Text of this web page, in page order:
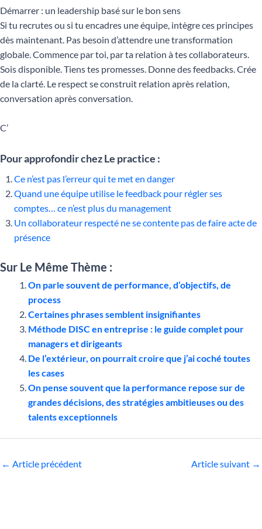
Démarrer : un leadership basé sur le bon sens
Si tu recrutes ou si tu encadres une équipe, intègre ces principes
dès maintenant. Pas besoin d’attendre une transformation
globale. Commence par toi, par ta relation à tes collaborateurs.
Sois disponible. Tiens tes promesses. Donne des feedbacks. Crée
de la clarté. Le respect se construit relation après relation,
conversation après conversation.
C’
Pour approfondir chez Le practice :
Ce n’est pas l’erreur qui te met en danger
Quand une équipe utilise le feedback pour régler ses
comptes… ce n’est plus du management
Un collaborateur respecté ne se contente pas de faire acte de
présence
Sur Le Même Thème :
On parle souvent de performance, d’objectifs, de
process
Certaines phrases semblent insignifiantes
Méthode DISC en entreprise : le guide complet pour
managers et dirigeants
De l’extérieur, on pourrait croire que j’ai coché toutes
les cases
On pense souvent que la performance repose sur de
grandes décisions, des stratégies ambitieuses ou des
talents exceptionnels
← Article précédent Article suivant →